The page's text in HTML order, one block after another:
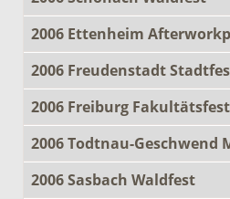
2006 Ettenheim
2006 Freudenstadt
2006 Freiburg Fakultätsfest
2006 Todtnau-Geschwend
2006 Sasbach Waldfest